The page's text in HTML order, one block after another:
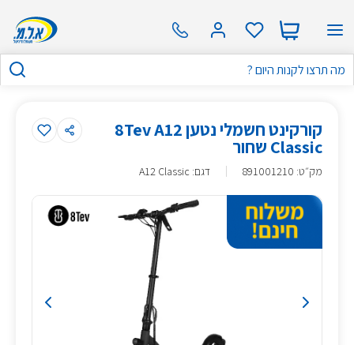
קורקינט חשמלי נטען 8Tev A12
Classic שחור
מק״ט:
891001210 דגם: A12 Classic